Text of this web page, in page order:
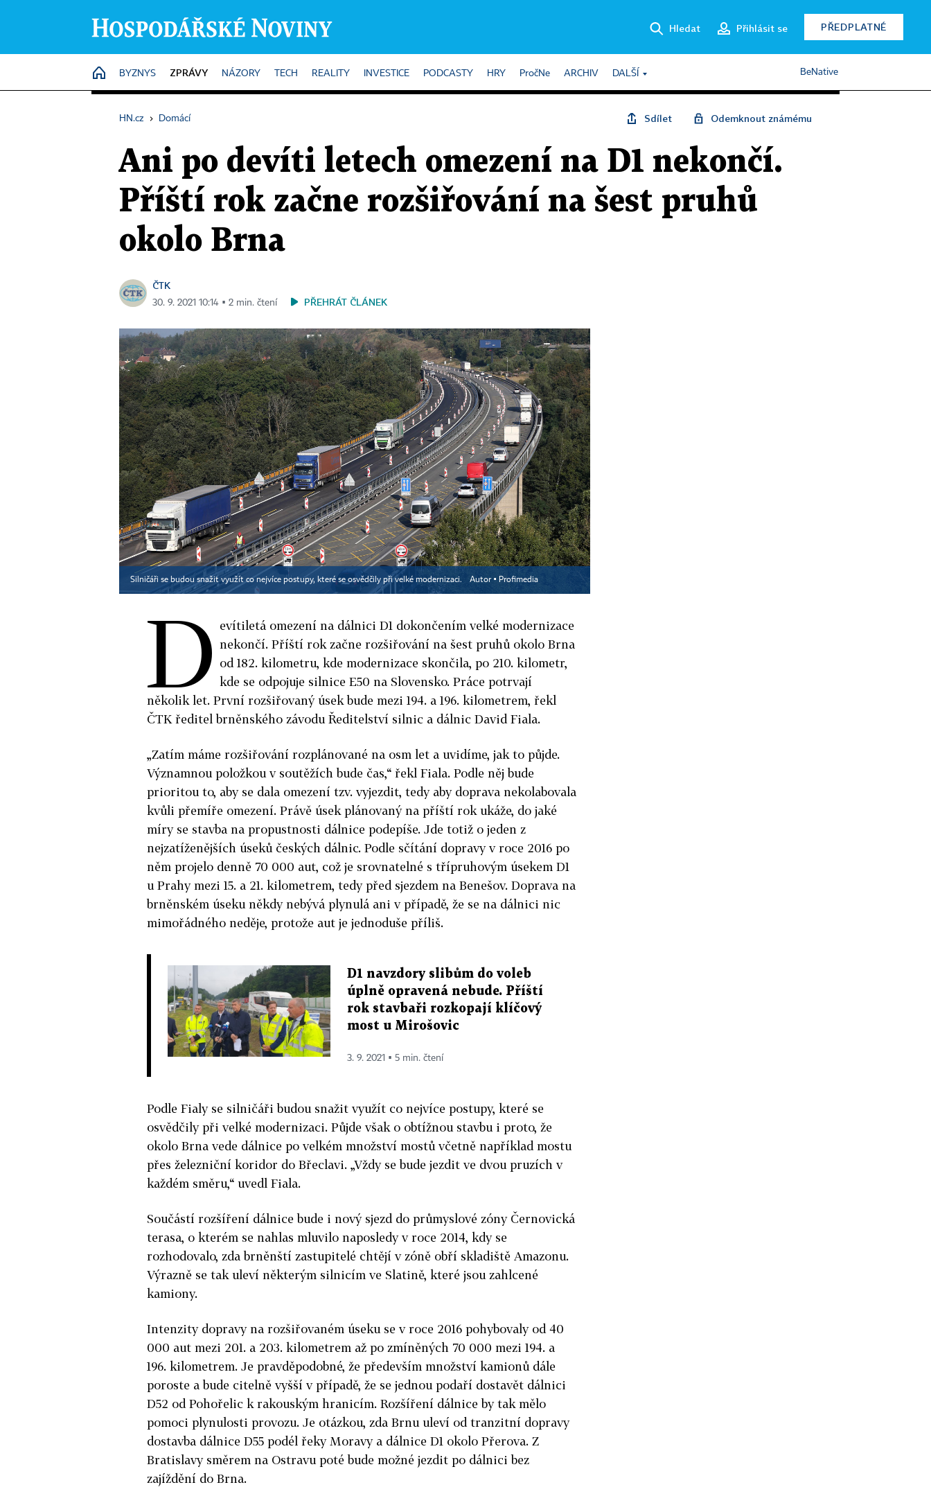
Hledat Přihlásit se PŘEDPLATNÉ
HOME
BYZNYS ZPRÁVY NÁZORY TECH REALITY INVESTICE PODCASTY HRY PročNe ARCHIV DALŠÍ BeNative
HN.cz › Domácí Sdílet Odemknout známému
Ani po devíti letech omezení na D1 nekončí.
Příští rok začne rozšiřování na šest pruhů
okolo Brna
ČTK
30. 9. 2021 10:14 ▪ 2 min. čtení PŘEHRÁT ČLÁNEK
Silničáři se budou snažit využít co nejvíce postupy, které se osvědčily při velké modernizaci. Autor ▪ Profimedia
D evítiletá omezení na dálnici D1 dokončením velké modernizace
nekončí. Příští rok začne rozšiřování na šest pruhů okolo Brna
od 182. kilometru, kde modernizace skončila, po 210. kilometr,
kde se odpojuje silnice E50 na Slovensko. Práce potrvají
několik let. První rozšiřovaný úsek bude mezi 194. a 196. kilometrem, řekl
ČTK ředitel brněnského závodu Ředitelství silnic a dálnic David Fiala.
„Zatím máme rozšiřování rozplánované na osm let a uvidíme, jak to půjde.
Významnou položkou v soutěžích bude čas,“ řekl Fiala. Podle něj bude
prioritou to, aby se dala omezení tzv. vyjezdit, tedy aby doprava nekolabovala
kvůli přemíře omezení. Právě úsek plánovaný na příští rok ukáže, do jaké
míry se stavba na propustnosti dálnice podepíše. Jde totiž o jeden z
nejzatíženějších úseků českých dálnic. Podle sčítání dopravy v roce 2016 po
něm projelo denně 70 000 aut, což je srovnatelné s třípruhovým úsekem D1
u Prahy mezi 15. a 21. kilometrem, tedy před sjezdem na Benešov. Doprava na
brněnském úseku někdy nebývá plynulá ani v případě, že se na dálnici nic
mimořádného neděje, protože aut je jednoduše příliš.
D1 navzdory slibům do voleb
úplně opravená nebude. Příští
rok stavbaři rozkopají klíčový
most u Mirošovic
3. 9. 2021 ▪ 5 min. čtení
Podle Fialy se silničáři budou snažit využít co nejvíce postupy, které se
osvědčily při velké modernizaci. Půjde však o obtížnou stavbu i proto, že
okolo Brna vede dálnice po velkém množství mostů včetně například mostu
přes železniční koridor do Břeclavi. „Vždy se bude jezdit ve dvou pruzích v
každém směru,“ uvedl Fiala.
Součástí rozšíření dálnice bude i nový sjezd do průmyslové zóny Černovická
terasa, o kterém se nahlas mluvilo naposledy v roce 2014, kdy se
rozhodovalo, zda brněnští zastupitelé chtějí v zóně obří skladiště Amazonu.
Výrazně se tak uleví některým silnicím ve Slatině, které jsou zahlcené
kamiony.
Intenzity dopravy na rozšiřovaném úseku se v roce 2016 pohybovaly od 40
000 aut mezi 201. a 203. kilometrem až po zmíněných 70 000 mezi 194. a
196. kilometrem. Je pravděpodobné, že především množství kamionů dále
poroste a bude citelně vyšší v případě, že se jednou podaří dostavět dálnici
D52 od Pohořelic k rakouským hranicím. Rozšíření dálnice by tak mělo
pomoci plynulosti provozu. Je otázkou, zda Brnu uleví od tranzitní dopravy
dostavba dálnice D55 podél řeky Moravy a dálnice D1 okolo Přerova. Z
Bratislavy směrem na Ostravu poté bude možné jezdit po dálnici bez
zajíždění do Brna.